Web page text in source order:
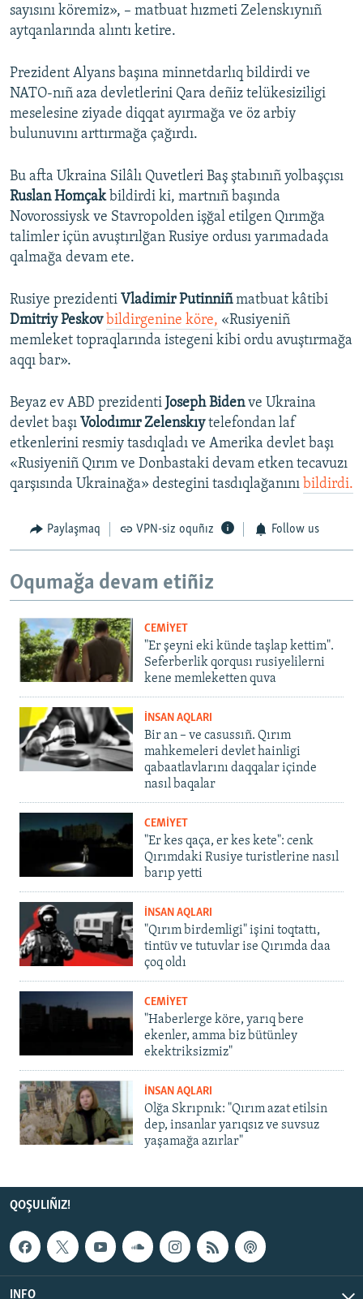
sayısını köremiz», – matbuat hızmeti Zelenskıynıñ
aytqanlarında alıntı ketire.
Prezident Alyans başına minnetdarlıq bildirdi ve
NATO-nıñ aza devletlerini Qara deñiz telükesiziligi
meselesine ziyade diqqat ayırmağa ve öz arbiy
bulunuvını arttırmağa çağırdı.
Bu afta Ukraina Silâlı Quvetleri Baş ştabınıñ yolbaşçısı
Ruslan Homçak bildirdi ki, martnıñ başında
Novorossiysk ve Stavropolden işğal etilgen Qırımğa
talimler içün avuştırılğan Rusiye ordusı yarımadada
qalmağa devam ete.
Rusiye prezidenti Vladimir Putinniñmatbuat kâtibi
Dmitriy Peskov bildirgenine köre, «Rusiyeniñ
memleket topraqlarında istegeni kibi ordu avuştırmağa
aqqı bar».
Beyaz ev ABD prezidenti Joseph Bidenve Ukraina
devlet başı Volodımır Zelenskıytelefondan laf
etkenlerini resmiy tasdıqladı ve Amerika devlet başı
«Rusiyeniñ Qırım ve Donbastaki devam etken tecavuzı
qarşısında Ukrainağa» destegini tasdıqlağanını bildirdi.
Paylaşmaq VPN-siz oquñız Follow us
Oqumağa devam etiñiz
CEMİYET
"Er şeyni eki künde taşlap kettim".
Seferberlik qorqusı rusiyelilerni
kene memleketten quva
İNSAN AQLARI
Bir an – ve casussıñ. Qırım
mahkemeleri devlet hainligi
qabaatlavlarını daqqalar içinde
nasıl baqalar
CEMİYET
"Er kes qaça, er kes kete": cenk
Qırımdaki Rusiye turistlerine nasıl
barıp yetti
İNSAN AQLARI
"Qırım birdemligi" işini toqtattı,
tintüv ve tutuvlar ise Qırımda daa
çoq oldı
CEMİYET
"Haberlerge köre, yarıq bere
ekenler, amma biz bütünley
ekektriksizmiz"
İNSAN AQLARI
Olğa Skrıpnık: "Qırım azat etilsin
dep, insanlar yarıqsız ve suvsuz
yaşamağa azırlar"
QOŞULIÑIZ!
INFO